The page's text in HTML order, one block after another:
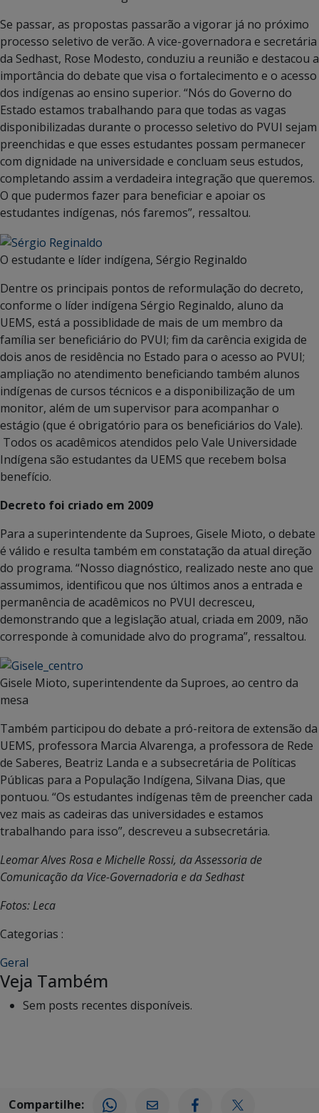
Se passar, as propostas passarão a vigorar já no próximo
processo seletivo de verão. A vice-governadora e secretária
da Sedhast, Rose Modesto, conduziu a reunião e destacou a
importância do debate que visa o fortalecimento e o acesso
dos indígenas ao ensino superior. “Nós do Governo do
Estado estamos trabalhando para que todas as vagas
disponibilizadas durante o processo seletivo do PVUI sejam
preenchidas e que esses estudantes possam permanecer
com dignidade na universidade e concluam seus estudos,
completando assim a verdadeira integração que queremos.
O que pudermos fazer para beneficiar e apoiar os
estudantes indígenas, nós faremos”, ressaltou.
O estudante e líder indígena, Sérgio Reginaldo
Dentre os principais pontos de reformulação do decreto,
conforme o líder indígena Sérgio Reginaldo, aluno da
UEMS, está a possiblidade de mais de um membro da
família ser beneficiário do PVUI; fim da carência exigida de
dois anos de residência no Estado para o acesso ao PVUI;
ampliação no atendimento beneficiando também alunos
indígenas de cursos técnicos e a disponibilização de um
monitor, além de um supervisor para acompanhar o
estágio (que é obrigatório para os beneficiários do Vale).
Todos os acadêmicos atendidos pelo Vale Universidade
Indígena são estudantes da UEMS que recebem bolsa
benefício.
Decreto foi criado em 2009
Para a superintendente da Suproes, Gisele Mioto, o debate
é válido e resulta também em constatação da atual direção
do programa. “Nosso diagnóstico, realizado neste ano que
assumimos, identificou que nos últimos anos a entrada e
permanência de acadêmicos no PVUI decresceu,
demonstrando que a legislação atual, criada em 2009, não
corresponde à comunidade alvo do programa”, ressaltou.
Gisele Mioto, superintendente da Suproes, ao centro da
mesa
Também participou do debate a pró-reitora de extensão da
UEMS, professora Marcia Alvarenga, a professora de Rede
de Saberes, Beatriz Landa e a subsecretária de Políticas
Públicas para a População Indígena, Silvana Dias, que
pontuou. “Os estudantes indígenas têm de preencher cada
vez mais as cadeiras das universidades e estamos
trabalhando para isso”, descreveu a subsecretária.
Leomar Alves Rosa e Michelle Rossi, da Assessoria de
Comunicação da Vice-Governadoria e da Sedhast
Fotos: Leca
Categorias :
Geral
Veja Também
Sem posts recentes disponíveis.
Compartilhe: